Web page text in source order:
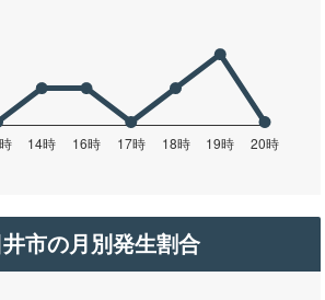
市の月別発生割合